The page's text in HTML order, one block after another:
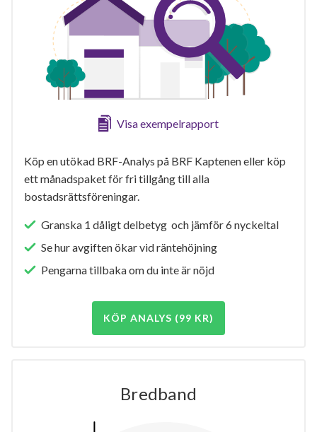
Visa exempelrapport
Köp en utökad BRF-Analys på BRF Kaptenen eller köp
ett månadspaket för fri tillgång till alla
bostadsrättsföreningar.
Granska 1 dåligt delbetyg och jämför 6 nyckeltal
Se hur avgiften ökar vid räntehöjning
Pengarna tillbaka om du inte är nöjd
KÖP ANALYS (99 KR)
Bredband